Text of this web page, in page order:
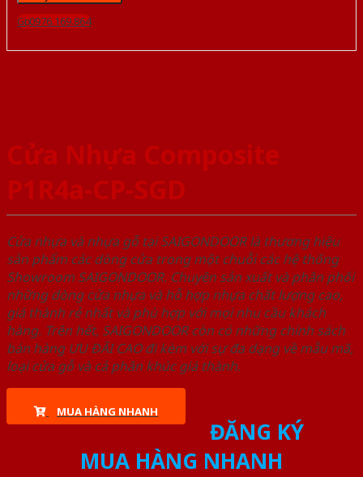
Gọi 0976.169.864
Cửa Nhựa Composite
P1R4a-CP-SGD
Cửa nhựa và nhựa gỗ tại SAIGONDOOR là thương hiệu
sản phẩm các dòng cửa trong một chuỗi các hệ thống
Showroom SAIGONDOOR. Chuyên sản xuất và phân phối
những dòng cửa nhựa và hỗ hợp nhựa chất lượng cao,
giá thành rẻ nhất và phù hợp với mọi nhu cầu khách
hàng. Trên hết, SAIGONDOOR còn có những chính sách
bán hàng ƯU ĐÃI CAO đi kèm với sự đa dạng về mẫu mã,
loại cửa gỗ và cả phân khúc giá thành.
MUA HÀNG NHANH
ĐĂNG KÝ
MUA HÀNG NHANH